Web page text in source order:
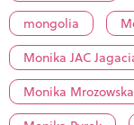
mongolia
Monika JAC
Monika Mrozowska